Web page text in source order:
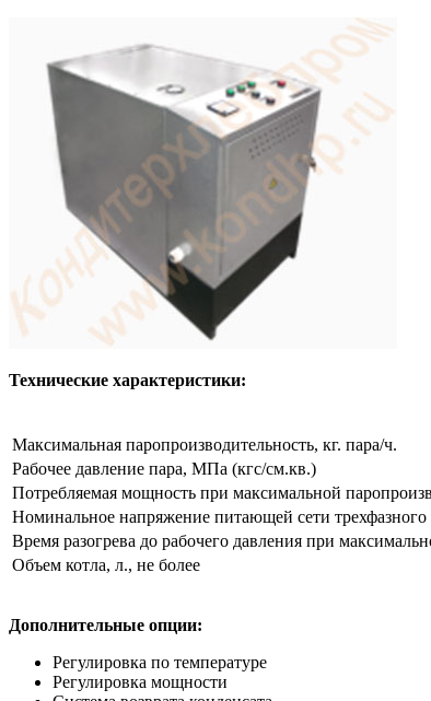
Технические характеристики:
Максимальная паропроизводительность, кг. пара/ч.
Рабочее давление пара, МПа (кгс/см.кв.)
Потребляемая мощность при максимальной
Номинальное напряжение питающей сети
Время разогрева до рабочего давления при
Объем котла, л., не более
Дополнительные опции:
Регулировка по температуре
Регулировка мощности